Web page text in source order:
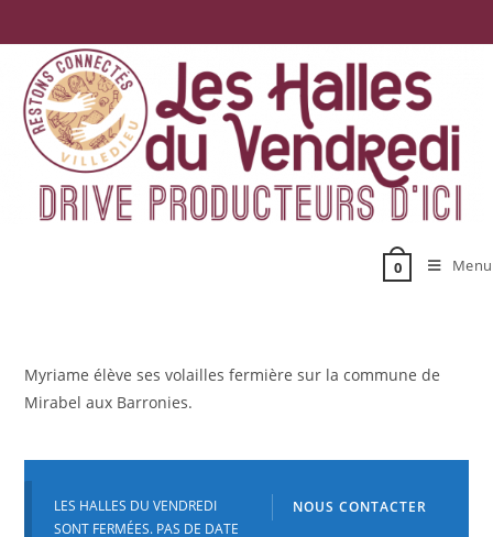
to
content
0 Menu
Myriame élève ses volailles fermière sur la commune de
Mirabel aux Barronies.
NOUS CONTACTER
LES HALLES DU VENDREDI
SONT FERMÉES. PAS DE DATE